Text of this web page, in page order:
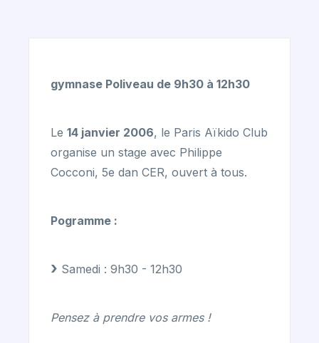
gymnase Poliveau de 9h30 à 12h30
Le 14 janvier 2006, le Paris Aïkido Club
organise un stage avec Philippe
Cocconi, 5e dan CER, ouvert à tous.
Pogramme :
Samedi : 9h30 - 12h30
Pensez à prendre vos armes !